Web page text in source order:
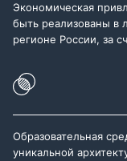
Экономическая
быть реализованы в
регионе России, за
Образовательная
уникальной